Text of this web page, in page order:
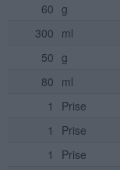
60 g
300 ml
50 g
80 ml
1
Prise
1
Prise
1
Prise